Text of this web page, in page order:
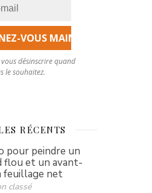
désinscrire quand
le souhaitez.
RÉCENTS
pour peindre un
flou et un avant-
feuillage net
classé